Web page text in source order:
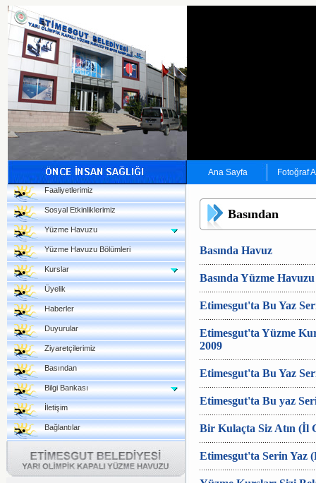
Ana Sayfa Fotoğraf
Faaliyetlerimiz
Sosyal Etkinliklerimiz
Yüzme Havuzu
Yüzme Havuzu Bölümleri
Kurslar
Üyelik
Haberler
Duyurular
Ziyaretçilerimiz
Basından
Bilgi Bankası
İletişim
Bağlantılar
Basından
Basında Havuz
Basında Yüzme Havuzu
Etimesgut'ta Bu Yaz
Etimesgut'ta Yüzme
2009
Etimesgut'ta Bu Yaz
Etimesgut'ta Bu yaz
Bir Kulaçta Siz Atın (İl
Etimesgut'ta Serin Yaz